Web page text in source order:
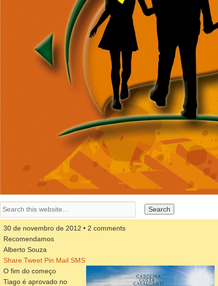
30 de novembro de 2012 • 2 comments
Recomendamos
Alberto Souza
Share Tweet Pin Mail SMS
O fim do começo
Tiago é aprovado no